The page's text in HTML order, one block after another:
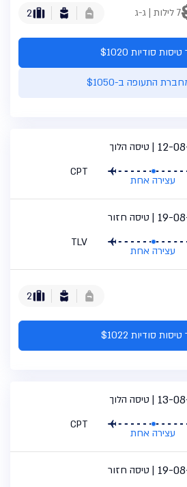
2 7 לילות | ג-ג
סודיות $1020
התעופה ב-$1050
טיסה הלוך 12-
עצירה אחת
CPT
טיסה חזור 19-
עצירה אחת
TLV
2
סודיות $1022
טיסה הלוך 13-
עצירה אחת
CPT
טיסה חזור 19-